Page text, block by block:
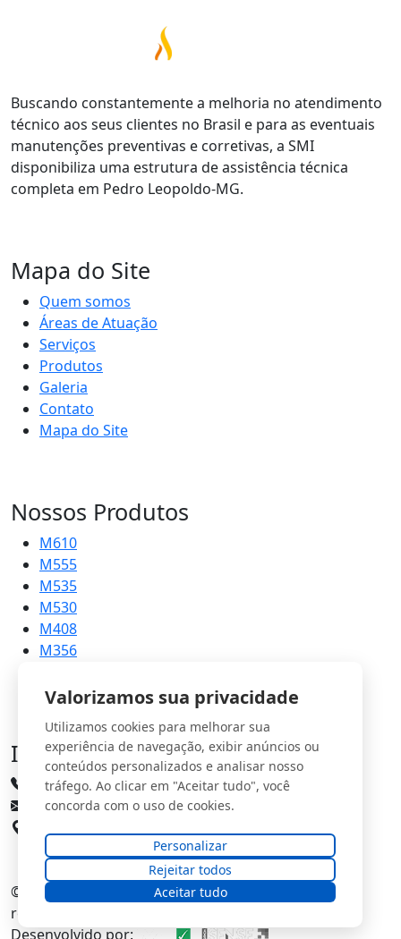
Buscando constantemente a melhoria no atendimento
técnico aos seus clientes no Brasil e para as eventuais
manutenções preventivas e corretivas, a SMI
disponibiliza uma estrutura de assistência técnica
completa em Pedro Leopoldo-MG.
Mapa do Site
Quem somos
Áreas de Atuação
Serviços
Produtos
Galeria
Contato
Mapa do Site
Nossos Produtos
M610
M555
M535
M530
M408
M356
Informações
(31) 3661-3335
comercial@imports.com.br
© 2026 SMI Soluções Industriais
. Todos os direitos
reservados.
Desenvolvido por:
Valorizamos sua privacidade
Utilizamos cookies para melhorar sua
experiência de navegação, exibir anúncios ou
conteúdos personalizados e analisar nosso
tráfego. Ao clicar em "Aceitar tudo", você
concorda com o uso de cookies.
Personalizar
Rejeitar todos
Aceitar tudo